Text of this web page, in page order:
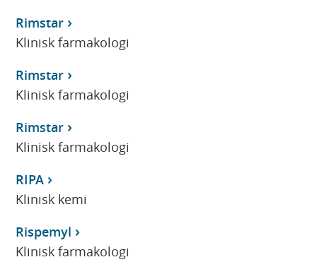
Rimstar
Klinisk farmakologi
Rimstar
Klinisk farmakologi
Rimstar
Klinisk farmakologi
RIPA
Klinisk kemi
Rispemyl
Klinisk farmakologi